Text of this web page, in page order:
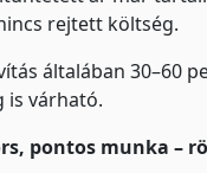
rejtett költség.
általában 30–60
is várható.
pontos munka –